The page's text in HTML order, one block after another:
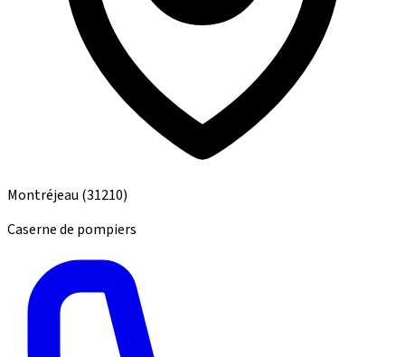
Montréjeau (31210)
Caserne de pompiers